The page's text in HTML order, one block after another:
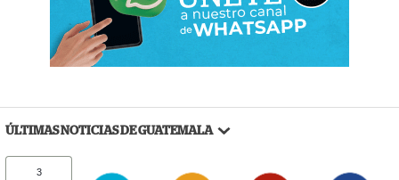
ÚLTIMAS NOTICIAS DE GUATEMALA
3